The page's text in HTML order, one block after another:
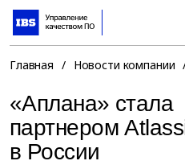
Главная / Новости компании
«Аплана» стала
партнером
в России